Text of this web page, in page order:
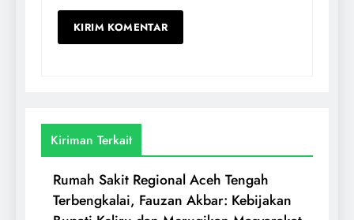
Kiriman Terkait
Rumah Sakit Regional Aceh Tengah
Terbengkalai, Fauzan Akbar: Kebijakan